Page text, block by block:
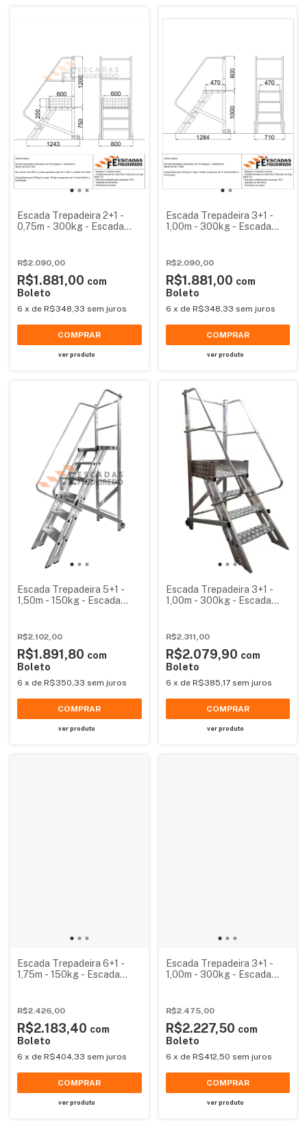
Escada Trepadeira 2+1 -
0,75m - 300kg - Escada
(Plataforma 60x60cm)
R$2.090,00
R$1.881,00 com
Boleto
6 x de R$348,33 sem juros
COMPRAR
ver produto
Escada Trepadeira 3+1 -
1,00m - 300kg - Escada
R$2.090,00
R$1.881,00 com
Boleto
6 x de R$348,33 sem juros
COMPRAR
ver produto
Escada Trepadeira 5+1 -
1,50m - 150kg - Escada
R$2.102,00
R$1.891,80 com
Boleto
6 x de R$350,33 sem juros
COMPRAR
ver produto
Escada Trepadeira 3+1 -
1,00m - 300kg - Escada
R$2.311,00
R$2.079,90 com
Boleto
6 x de R$385,17 sem juros
COMPRAR
ver produto
Escada Trepadeira 6+1 -
1,75m - 150kg - Escada
R$2.426,00
R$2.183,40 com
Boleto
6 x de R$404,33 sem juros
COMPRAR
ver produto
Escada Trepadeira 3+1 -
1,00m - 300kg - Escada
(Plataforma 60x60cm)
R$2.475,00
R$2.227,50 com
Boleto
6 x de R$412,50 sem juros
COMPRAR
ver produto